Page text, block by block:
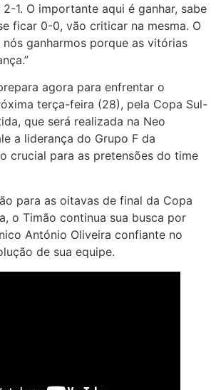
1. O importante aqui é ganhar, sabe
ficar 0-0, vão criticar na mesma. O
ganharmos porque as vitórias
agora para enfrentar o
terça-feira (28), pela Copa Sul-
que será realizada na Neo
a liderança do Grupo F da
crucial para as pretensões do time
para as oitavas de final da Copa
o Timão continua sua busca por
António Oliveira confiante no
de sua equipe.